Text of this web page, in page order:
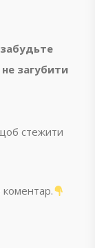
загубити
стежити